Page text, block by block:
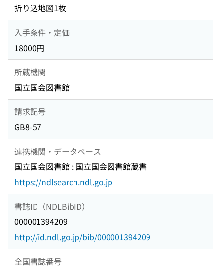
折り込地図1枚
入手条件・定価
18000円
所蔵機関
国立国会図書館
請求記号
GB8-57
連携機関・データベース
国立国会図書館 : 国立国会図書館蔵書
https://ndlsearch.ndl.go.jp
書誌ID（NDLBibID）
000001394209
http://id.ndl.go.jp/bib/000001394209
全国書誌番号